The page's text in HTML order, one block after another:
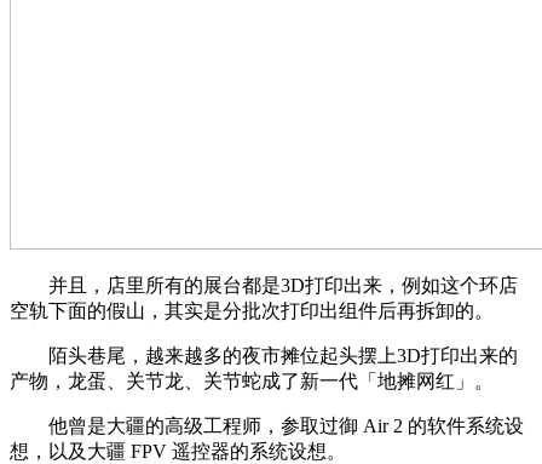
并且，店里所有的展台都是3D打印出来，例如这个环店
空轨下面的假山，其实是分批次打印出组件后再拆卸的。
陌头巷尾，越来越多的夜市摊位起头摆上3D打印出来的
产物，龙蛋、关节龙、关节蛇成了新一代「地摊网红」。
他曾是大疆的高级工程师，参取过御 Air 2 的软件系统设
想，以及大疆 FPV 遥控器的系统设想。